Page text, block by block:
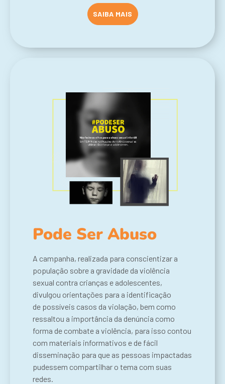
SAIBA MAIS
Pode Ser Abuso
A campanha, realizada para conscientizar a
população sobre a gravidade da violência
sexual contra crianças e adolescentes,
divulgou orientações para a identificação
de possíveis casos da violação, bem como
ressaltou a importância da denúncia como
forma de combate a violência, para isso contou
com materiais informativos e de fácil
disseminação para que as pessoas impactadas
pudessem compartilhar o tema com suas
redes.